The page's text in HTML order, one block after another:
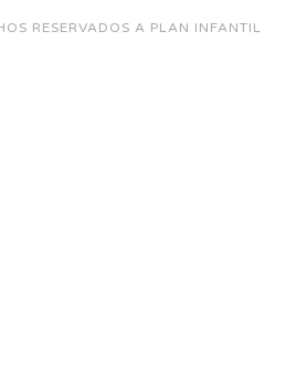
RESERVADOS A PLAN INFANTIL